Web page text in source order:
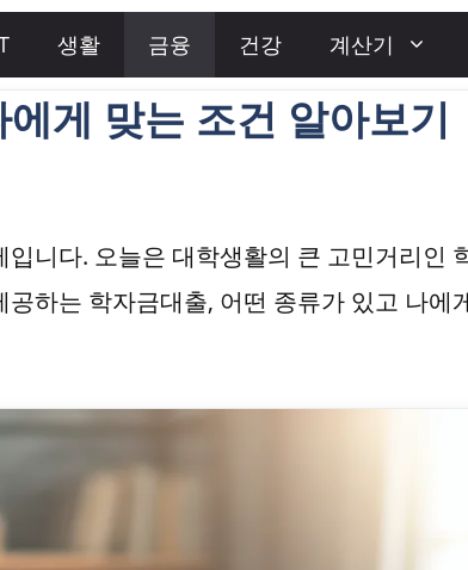
생활 금융 건강 계산기
게 맞는 조건 알아보기
니다. 오늘은 대학생활의 큰 고민거리인
하는 학자금대출, 어떤 종류가 있고 나에